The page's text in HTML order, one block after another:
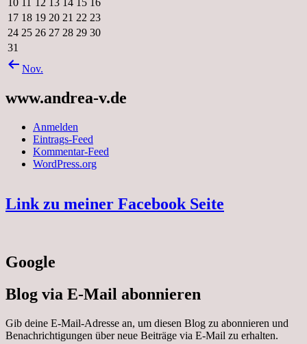
10 12 13 14 15
16
17 18 19 20 21 22 23
24 25 26 27 28 29 30
31
Nov.
www.andrea-v.de
Anmelden
Eintrags-Feed
Kommentar-Feed
WordPress.org
Link zu meiner Facebook Seite
Google
Blog via E-Mail abonnieren
Gib deine E-Mail-Adresse an, um diesen Blog zu abonnieren und
Benachrichtigungen über neue Beiträge via E-Mail zu erhalten.